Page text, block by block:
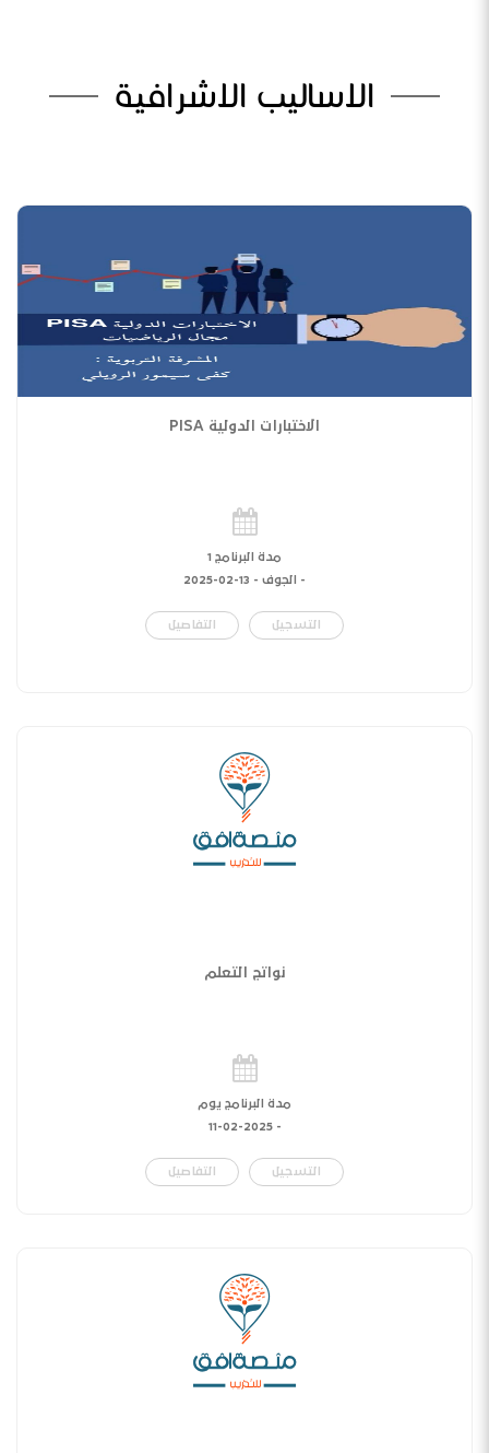
الاساليب الاشرافية
الاختبارات الدولية PISA
مدة البرنامج 1
- الجوف - 13-02-2025
التسجيل التفاصيل
نواتج التعلم
مدة البرنامج يوم
-
11-02-2025
التسجيل التفاصيل